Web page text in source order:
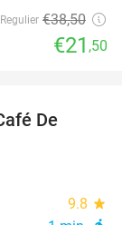
Regulier €38,50
€21 ,50
De
9.8 star